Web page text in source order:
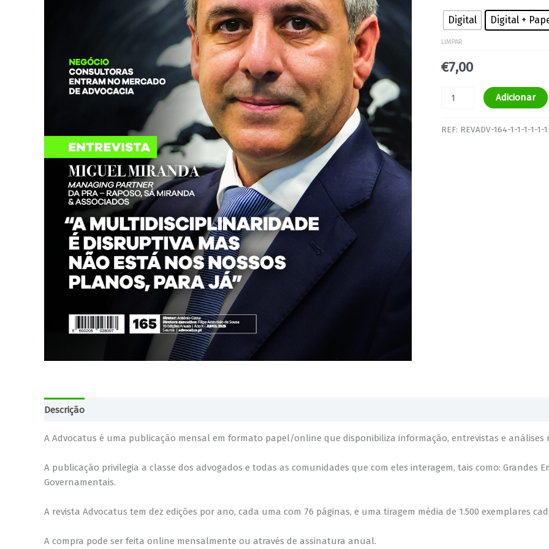
Digital Digital +
LIMPAR
€7,00
Adicionar
REF: REVADV-164-1-1-1-1-1-
Descrição
A Advocatus é uma publicação mensal em formato papel/online que disponibiliza informação, entrevistas e análises
A publicação privilegia a classe dos advogados e todas as comunidades que com eles interagem, tais como: Grandes
Governamentais.
A revista Advocatus tem dez edições por ano, cada uma com 76 páginas, e uma tiragem média de 1.500 exemplares
A compra pode ser feita online mensalmente ou através de assinatura anual.